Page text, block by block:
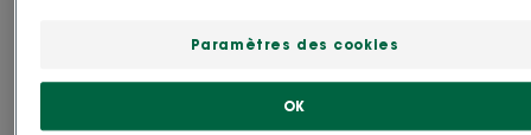
et lactée allie la fraicheur d’une eau et le confort
d’un lait pour un démaquillage efficace et doux,
qui ne dessèche pas la peau. Sans rinçage, sa
Paramètres des cookies
OK